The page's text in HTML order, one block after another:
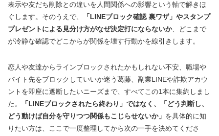
表示や友だち削除との違いを人間関係への影響という軸で解きほ
ぐします。そのうえで、
「LINEブロック確認 裏ワザ」やスタンプ
プレゼントによる見分け方がなぜ決定打にならないか、どこまで
が冷静な確認でどこからが関係を壊す行動かを線引きします。
恋人や友達からラインブロックされたかもしれない不安、職場や
バイト先をブロックしていいか迷う葛藤、副業LINEや詐欺アカウ
ントを即座に遮断したいニーズまで、すべてこの1本に集約しまし
た。
「LINEブロックされたら終わり」ではなく、「どう判断し、
どう動けば自分を守りつつ関係もこじらせないか」 を具体的に知
りたい方は、ここで一度整理してから次の一手を決めてくださ